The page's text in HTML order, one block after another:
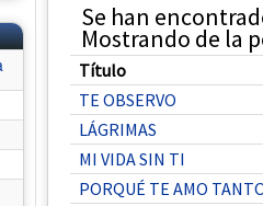
Se han
Mostrando de la
Título
TE OBSERVO
LÁGRIMAS
MI VIDA SIN TI
PORQUÉ TE AMO